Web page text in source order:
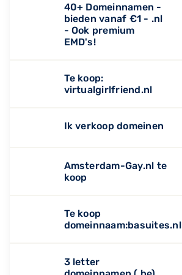
40+ Domeinnamen -
bieden vanaf €1 - .nl
- Ook premium
EMD's!
Te koop:
virtualgirlfriend.nl
Ik verkoop domeinen
Amsterdam-Gay.nl te
koop
Te koop
domeinnaam:basuites.nl
3 letter